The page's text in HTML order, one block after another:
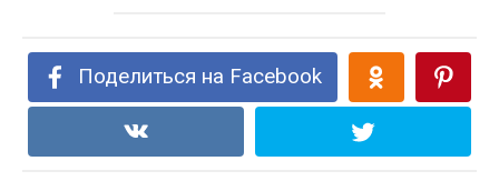
Поделиться на Facebook